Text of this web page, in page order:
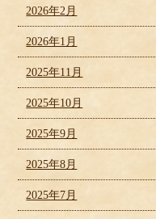
2026年2月
2026年1月
2025年11月
2025年10月
2025年9月
2025年8月
2025年7月